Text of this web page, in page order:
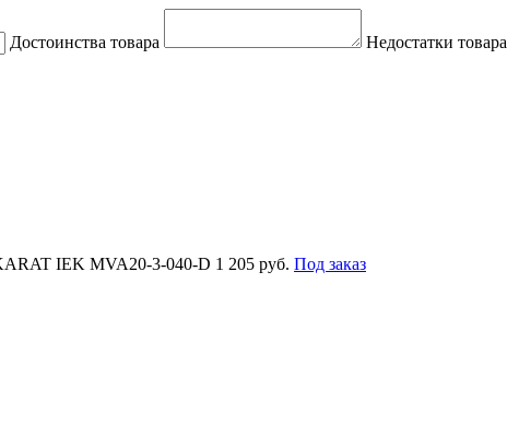
Достоинства товара
Недостатки товара
IEK MVA20-3-040-D 1 205 руб. Под заказ